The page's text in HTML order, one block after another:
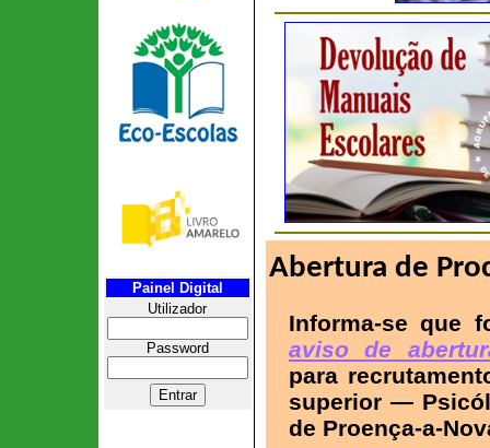
Painel Digital
Utilizador
Password
Abertura de
Informa-se que
aviso de
para
superior ―
de Proença-a-